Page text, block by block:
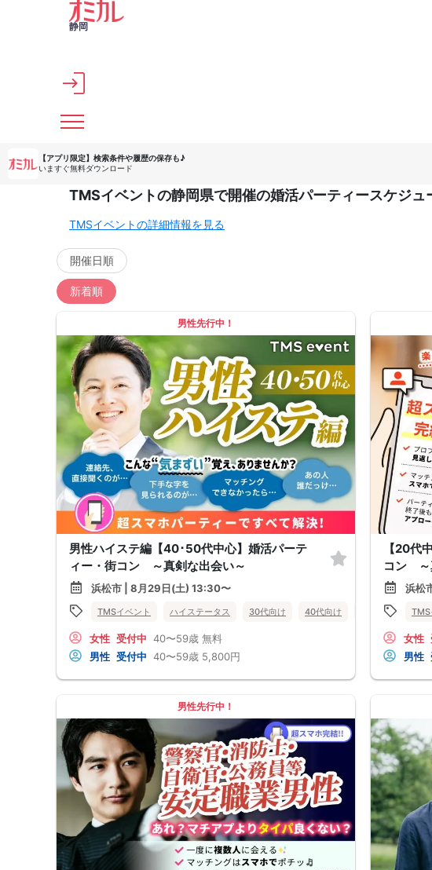
メインコンテンツへスキップ
静岡
【アプリ限定】 検索条件や履歴の保存も♪
いますぐ無料ダウンロード
TMSイベントの静岡県で開催の婚活パーティースケジュ
TMSイベントの詳細情報を見る
開催日順
新着順
男性先行中！
男性ハイステ編【40･50代中心】婚活パーテ
ィー・街コン ～真剣な出会い～
浜松市 | 8月29日(土) 13:30〜
TMSイベント ハイステータス 30代向け 40代向け 50代向け 女
女性 受付中 40〜59歳 無料
男性 受付中 40〜59歳 5,800円
【20代
コン ～
浜松
TMS
女性
男性
男性先行中！